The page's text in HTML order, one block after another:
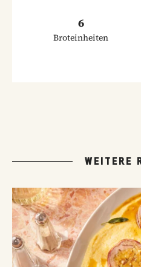
6
Broteinheiten
WEITERE